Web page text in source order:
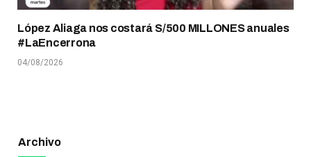
López Aliaga nos costará S/500 MILLONES anuales
#LaEncerrona
04/08/2026
Archivo